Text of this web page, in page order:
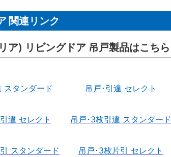
関連リンク
ア) リビングドア 吊戸製品はこちら
スタンダード 吊戸･引違 セレクト
違 セレクト 吊戸･3枚引違 スタンダード
スタンダード 吊戸･3枚片引 セレクト